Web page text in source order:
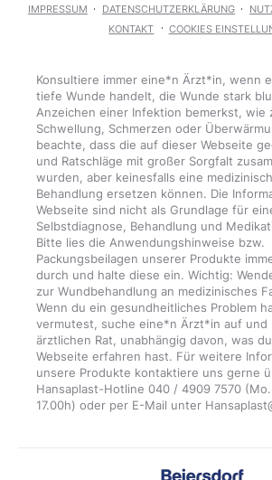
IMPRESSUM DATENSCHUTZERKLÄRUNG
KONTAKT
COOKIES
Konsultiere immer eine*n Ärzt*in, wenn
tiefe Wunde handelt, die Wunde stark
Anzeichen einer Infektion bemerkst, wie
Schwellung, Schmerzen oder
beachte, dass die auf dieser Webseite
und Ratschläge mit großer Sorgfalt
wurden, aber keinesfalls eine
Behandlung ersetzen können. Die
Webseite sind nicht als Grundlage für
Selbstdiagnose, Behandlung und
Bitte lies die Anwendungshinweise bzw.
Packungsbeilagen unserer Produkte
durch und halte diese ein. Wichtig:
zur Wundbehandlung an medizinisches
Wenn du ein gesundheitliches Problem
vermutest, suche eine*n Ärzt*in auf und
ärztlichen Rat, unabhängig davon, was
Webseite erfahren hast. Für weitere
unsere Produkte kontaktiere uns gerne
Hansaplast-Hotline 040 / 4909 7570
17.00h) oder per E-Mail unter